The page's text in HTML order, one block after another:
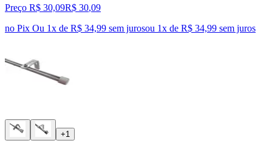
Preço R$ 30,09R$ 30,09
no Pix Ou 1x de R$ 34,99 sem jurosou 1x de R$ 34,99 sem juros
+1